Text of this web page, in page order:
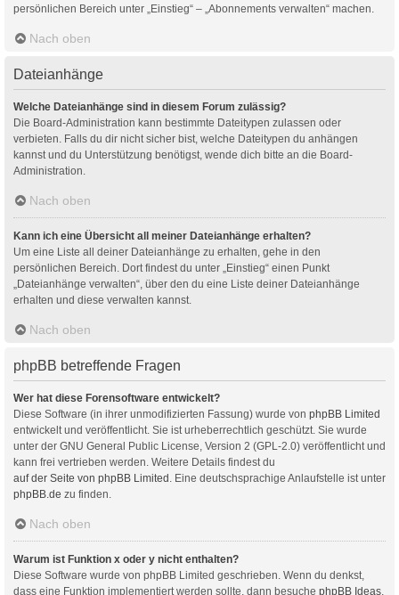
persönlichen Bereich unter „Einstieg“ – „Abonnements verwalten“ machen.
Nach oben
Dateianhänge
Welche Dateianhänge sind in diesem Forum zulässig?
Die Board-Administration kann bestimmte Dateitypen zulassen oder
verbieten. Falls du dir nicht sicher bist, welche Dateitypen du anhängen
kannst und du Unterstützung benötigst, wende dich bitte an die Board-
Administration.
Nach oben
Kann ich eine Übersicht all meiner Dateianhänge erhalten?
Um eine Liste all deiner Dateianhänge zu erhalten, gehe in den
persönlichen Bereich. Dort findest du unter „Einstieg“ einen Punkt
„Dateianhänge verwalten“, über den du eine Liste deiner Dateianhänge
erhalten und diese verwalten kannst.
Nach oben
phpBB betreffende Fragen
Wer hat diese Forensoftware entwickelt?
Diese Software (in ihrer unmodifizierten Fassung) wurde von phpBB Limited
entwickelt und veröffentlicht. Sie ist urheberrechtlich geschützt. Sie wurde
unter der GNU General Public License, Version 2 (GPL-2.0) veröffentlicht und
kann frei vertrieben werden. Weitere Details findest du
auf der Seite von phpBB Limited . Eine deutschsprachige Anlaufstelle ist unter
phpBB.de zu finden.
Nach oben
Warum ist Funktion x oder y nicht enthalten?
Diese Software wurde von phpBB Limited geschrieben. Wenn du denkst,
dass eine Funktion implementiert werden sollte, dann besuche phpBB Ideas